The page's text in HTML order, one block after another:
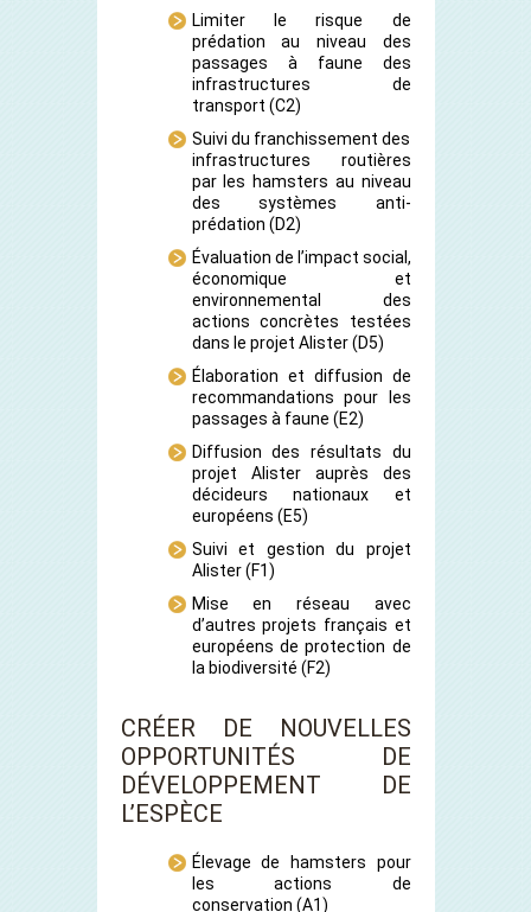
Limiter le risque de
prédation au niveau des
passages à faune des
infrastructures de
transport (C2)
Suivi du franchissement des
infrastructures routières
par les hamsters au niveau
des systèmes anti-
prédation (D2)
Évaluation de l’impact social,
économique et
environnemental des
actions concrètes testées
dans le projet Alister(D5)
Élaboration et diffusion de
recommandations pour les
passages à faune (E2)
Diffusion des résultats du
projet Alister auprès des
décideurs nationaux et
européens (E5)
Suivi et gestion du projet
Alister(F1)
Mise en réseau avec
d’autres projets français et
européens de protection de
la biodiversité (F2)
CRÉER DE NOUVELLES
OPPORTUNITÉS DE
DÉVELOPPEMENT DE
L’ESPÈCE
Élevage de hamsters pour
les actions de
conservation (A1)